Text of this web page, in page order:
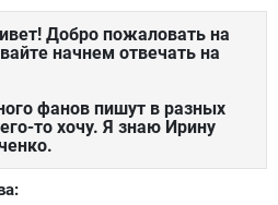
Добро пожаловать на
начнем отвечать на
фанов пишут в разных
то хочу. Я знаю Ирину